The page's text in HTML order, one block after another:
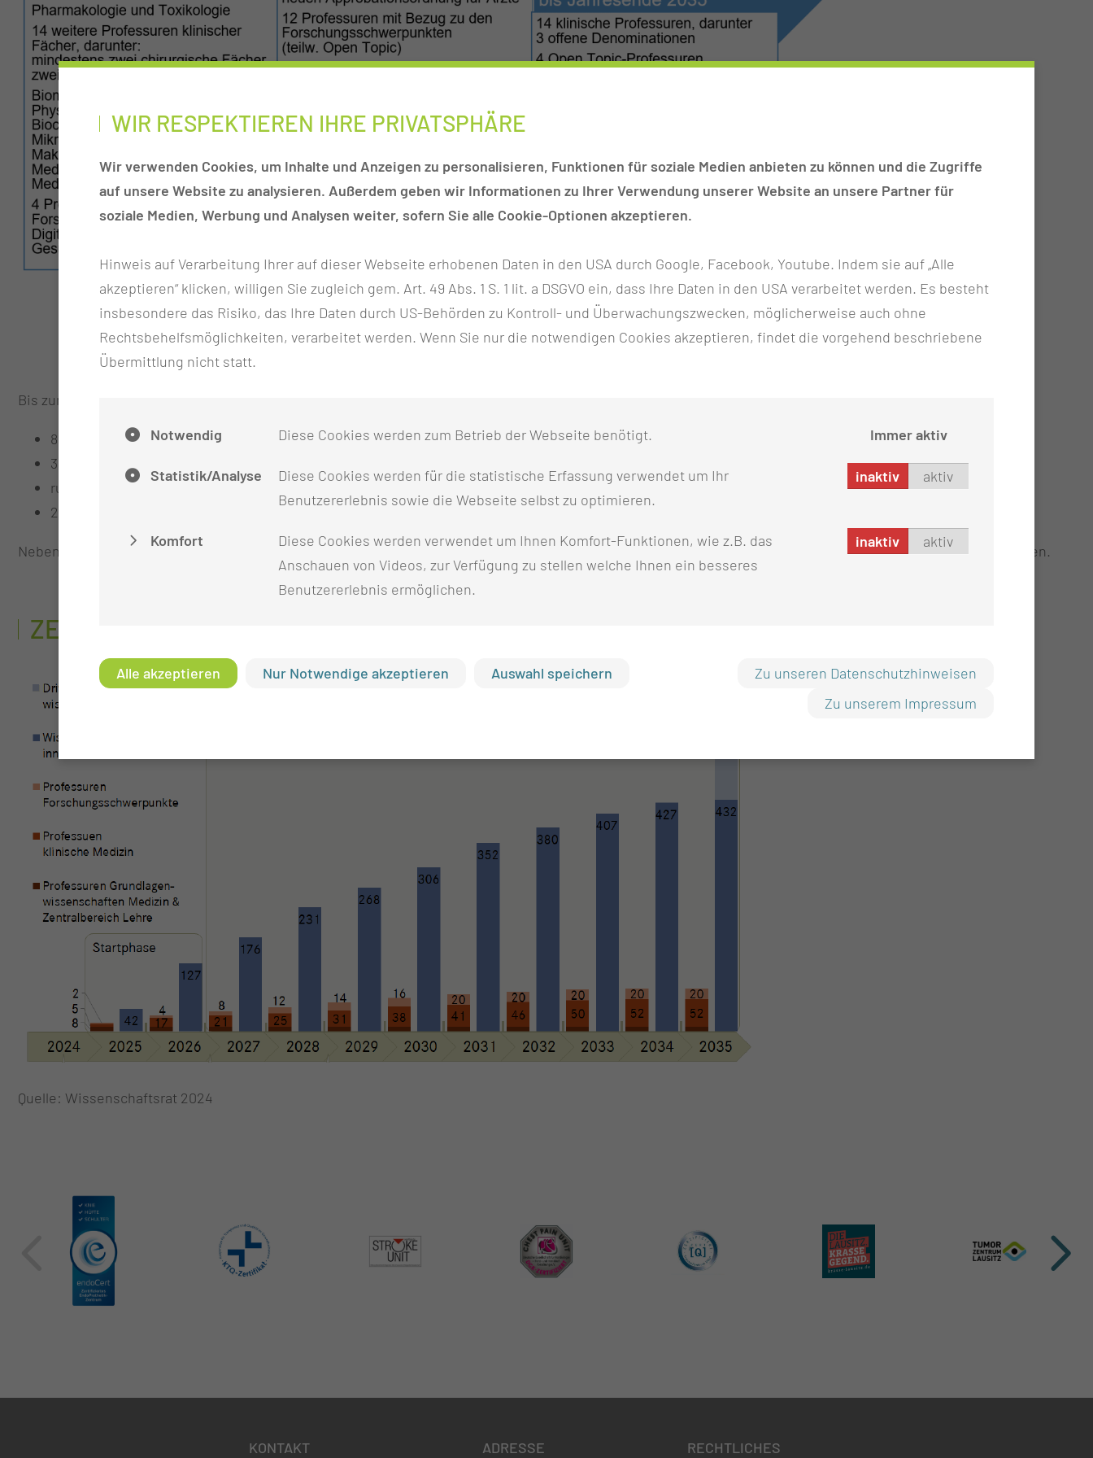
Bis zum Jahr 2035 soll die (aus Haushaltsmitteln und Drittmitteln finanzierte) Personalausstattung der 80 Lehrstühle diesen Gesamtstand erreichen:
80 Vollzeitäquivalente (VZÄ) Professuren
320 VZÄ ärztliches und nichtärztliches Personal
rund 70 VZÄ Promovierende
200 VZÄ wissenschaftliches Personal, drittmittelfinanziert
Neben den Personalstellen der Lehrstühle ist bis 2035 der Aufbau von 656 VZÄ für wissenschaftsunterstützendes Personal bzw. Verwaltungspersonal vorgesehen.
ZEITSTRAHL ZUM AUFBAU DES WISSENSCHAFTLICHEN PERSONALS IN VZÄ 2024-2035
Quelle: Wissenschaftsrat 2024
KONTAKT ADRESSE RECHTLICHES
WIR RESPEKTIEREN IHRE PRIVATSPHÄRE
Wir verwenden Cookies, um Inhalte und Anzeigen zu personalisieren, Funktionen für soziale Medien anbieten zu können und die Zugriffe
auf unsere Website zu analysieren. Außerdem geben wir Informationen zu Ihrer Verwendung unserer Website an unsere Partner für
soziale Medien, Werbung und Analysen weiter, sofern Sie alle Cookie-Optionen akzeptieren.
Hinweis auf Verarbeitung Ihrer auf dieser Webseite erhobenen Daten in den USA durch Google, Facebook, Youtube. Indem sie auf „Alle
akzeptieren“ klicken, willigen Sie zugleich gem. Art. 49 Abs. 1 S. 1 lit. a DSGVO ein, dass Ihre Daten in den USA verarbeitet werden. Es besteht
insbesondere das Risiko, das Ihre Daten durch US-Behörden zu Kontroll- und Überwachungszwecken, möglicherweise auch ohne
Rechtsbehelfsmöglichkeiten, verarbeitet werden. Wenn Sie nur die notwendigen Cookies akzeptieren, findet die vorgehend beschriebene
Übermittlung nicht statt.
Notwendig Diese Cookies werden zum Betrieb der Webseite benötigt. Immer aktiv
Statistik/Analyse
Diese Cookies werden für die statistische Erfassung verwendet um Ihr
Benutzererlebnis sowie die Webseite selbst zu optimieren.
inaktiv aktiv
Komfort
Diese Cookies werden verwendet um Ihnen Komfort-Funktionen, wie z.B. das
Anschauen von Videos, zur Verfügung zu stellen welche Ihnen ein besseres
Benutzererlebnis ermöglichen.
inaktiv aktiv
Alle akzeptieren Nur Notwendige akzeptieren Auswahl speichern
Zu unseren Datenschutzhinweisen
Zu unserem Impressum